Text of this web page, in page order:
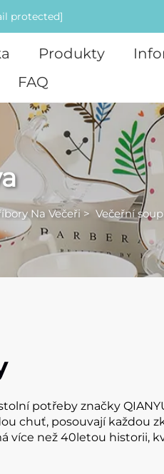
protected]
Produkty
FAQ
Na Večeři> Večeřní
potřeby značky
chuť, posouvají každou
více než 40letou historii,